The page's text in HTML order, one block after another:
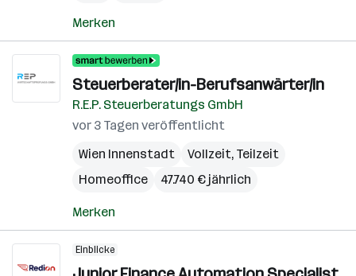
Merken
Steuerberater/in-Berufsanwärter/in
R.E.P. Steuerberatungs GmbH
vor 3 Tagen veröffentlicht
Wien Innenstadt
Vollzeit, Teilzeit
Homeoffice
47.740 € jährlich
Merken
Einblicke